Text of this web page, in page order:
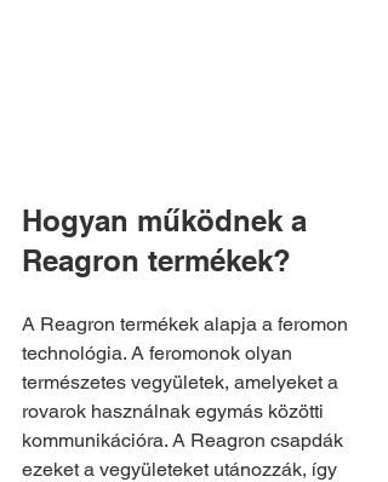
Hogyan működnek a
Reagron termékek?
A Reagron termékek alapja a feromon
technológia. A feromonok olyan
természetes vegyületek, amelyeket a
rovarok használnak egymás közötti
kommunikációra. A Reagron csapdák
ezeket a vegyületeket utánozzák, így